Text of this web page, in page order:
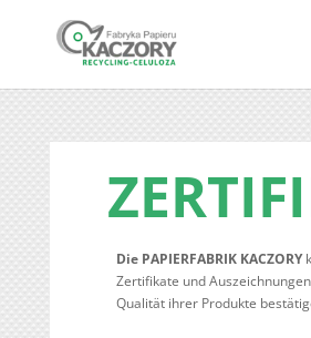
Die PAPIERFABRIK KACZORY
Zertifikate und
Qualität ihrer Produkte